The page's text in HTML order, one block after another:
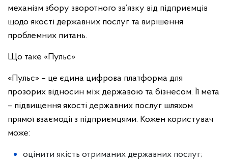
механізм збору зворотного зв’язку від підприємців
щодо якості державних послуг та вирішення
проблемних питань.
Що таке «Пульс»
«Пульс» – це єдина цифрова платформа для
прозорих відносин між державою та бізнесом. Її мета
– підвищення якості державних послуг шляхом
прямої взаємодії з підприємцями. Кожен користувач
може:
оцінити якість отриманих державних послуг;